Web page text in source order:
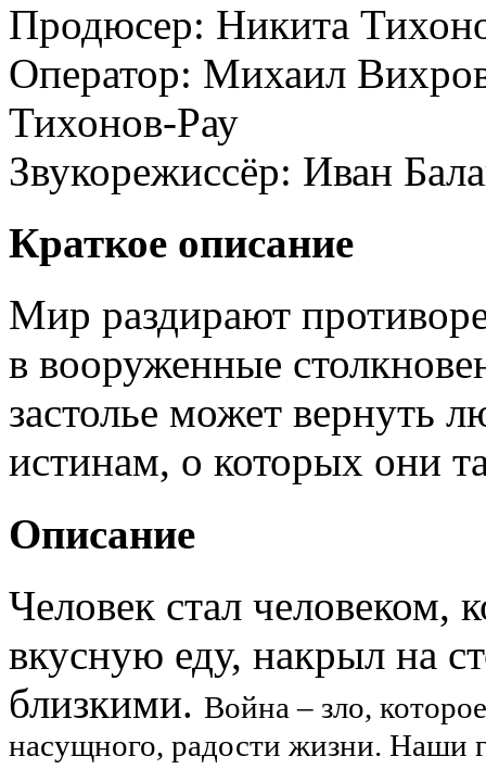
Продюсер: Никита
Оператор: Михаил
Тихонов-Рау
Звукорежиссёр: Иван
Краткое описание
Мир раздирают
в вооруженные
застолье может вернуть
истинам, о которых они
Описание
Человек стал человеком,
вкусную еду, накрыл на
близкими. Война – зло,
насущного, радости жизни. Наши